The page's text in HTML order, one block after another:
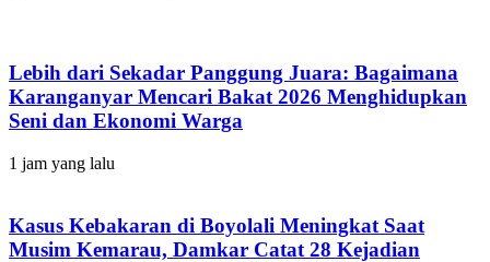
Lebih dari Sekadar Panggung Juara: Bagaimana
Karanganyar Mencari Bakat 2026 Menghidupkan
Seni dan Ekonomi Warga
1 jam yang lalu
Kasus Kebakaran di Boyolali Meningkat Saat
Musim Kemarau, Damkar Catat 28 Kejadian